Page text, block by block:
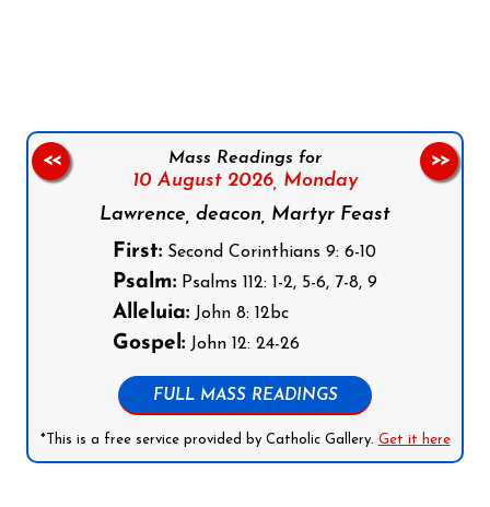
Mass Readings for
10 August 2026, Monday
Lawrence, deacon, Martyr Feast
First: Second Corinthians 9: 6-10
Psalm: Psalms 112: 1-2, 5-6, 7-8, 9
Alleluia: John 8: 12bc
Gospel: John 12: 24-26
FULL MASS READINGS
*This is a free service provided by Catholic Gallery. Get it here
<< >>